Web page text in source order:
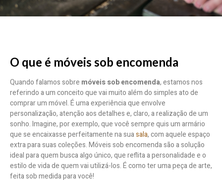
O que é móveis sob encomenda
Quando falamos sobre móveis sob encomenda, estamos nos
referindo a um conceito que vai muito além do simples ato de
comprar um móvel. É uma experiência que envolve
personalização, atenção aos detalhes e, claro, a realização de um
sonho. Imagine, por exemplo, que você sempre quis um armário
que se encaixasse perfeitamente na suasala, com aquele espaço
extra para suas coleções. Móveis sob encomenda são a solução
ideal para quem busca algo único, que reflita a personalidade e o
estilo de vida de quem vai utilizá-los. É como ter uma peça de arte,
feita sob medida para você!